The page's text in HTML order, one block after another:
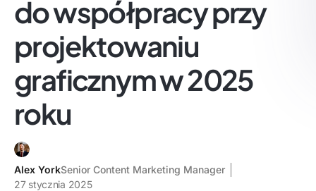
do współpracy przy
projektowaniu
graficznym w 2025
roku
Alex YorkSenior Content Marketing Manager
27 stycznia 2025